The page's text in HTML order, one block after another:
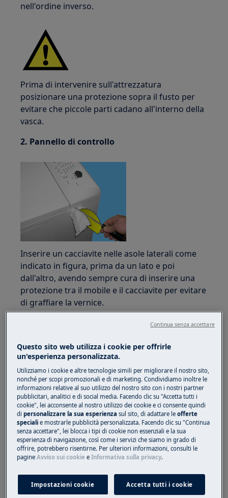
nell'ordine inverso.
Prima di intervenire sull'attrezzatura
posizionare una protezione sopra il fusto per
evitare che piccole parti cadano all'interno della
vasca.
2. Pannello di controllo
Inserire un cacciavite nelle asole laterali come
indicato in figura, prima da un lato e poi
dall'altro, avendo sempre cura di inserire una
protezione tra il mobile e il cacciavite per evitare
di graffiare la vernice.
Fare leva verso il basso per allargare
le clip che lo fissano in posizione.
Sollevare leggermente la parte anteriore del
Spostalo verso la parte posteriore.
Questo sito web utilizza i cookie per offrirle
un'esperienza personalizzata.
Utilizziamo i cookie e altre tecnologie simili per migliorare il nostro sito,
nonché per scopi promozionali e di marketing. Condividiamo inoltre le
informazioni relative al suo utilizzo del nostro sito con i nostri partner
pubblicitari, analitici e di social media. Facendo clic su "Accetta tutti i
cookie", lei acconsente al nostro utilizzo dei cookie e ci consente quindi
dipersonalizzare la sua esperienza sul sito, di adattare leofferte
speciali e mostrarle pubblicità personalizzata. Facendo clic su "Continua
senza accettare", lei blocca i tipi di cookie non essenziali e la sua
esperienza di navigazione, così come i servizi che siamo in grado di
offrire, potrebbero risentirne. Per ulteriori informazioni, consulti le
pagineAvviso sui cookie eInformativa sulla privacy.
Impostazioni cookie Accetta tutti i cookie
Continua senza accettare